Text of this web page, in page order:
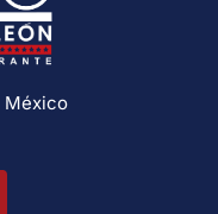
México